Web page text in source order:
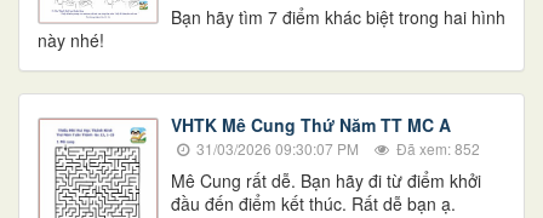
Bạn hãy tìm 7 điểm khác biệt trong hai hình
này nhé!
VHTK Mê Cung Thứ Năm TT MC A
31/03/2026 09:30:07 PM Đã xem: 852
​​​​​​​Mê Cung rất dễ. Bạn hãy đi từ điểm khởi
đầu đến điểm kết thúc. Rất dễ bạn ạ.